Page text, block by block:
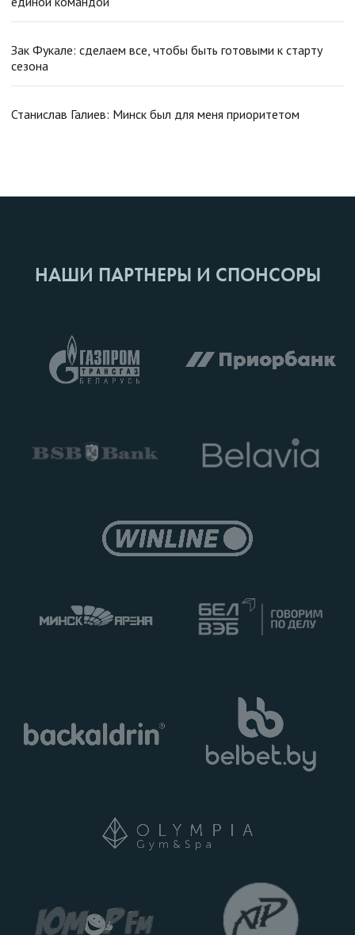
Зак Фукале: сделаем все, чтобы быть готовыми к старту
сезона
Станислав Галиев: Минск был для меня приоритетом
НАШИ ПАРТНЕРЫ И СПОНСОРЫ